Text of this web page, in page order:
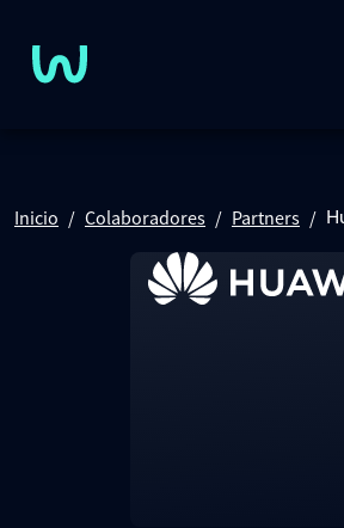
Inicio Colaboradores Partners